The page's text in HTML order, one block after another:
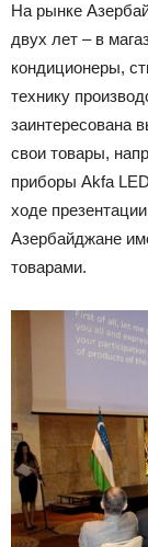
На рынке
двух лет – в
кондиционеры,
технику
заинтересована
свои товары,
приборы Akfa
ходе
Азербайджане
товарами.